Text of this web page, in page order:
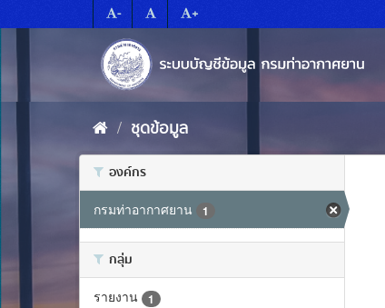
to
- +
ชุดข้อมูล
องค์กร
กรมท่าอากาศยาน 1
กลุ่ม
รายงาน 1